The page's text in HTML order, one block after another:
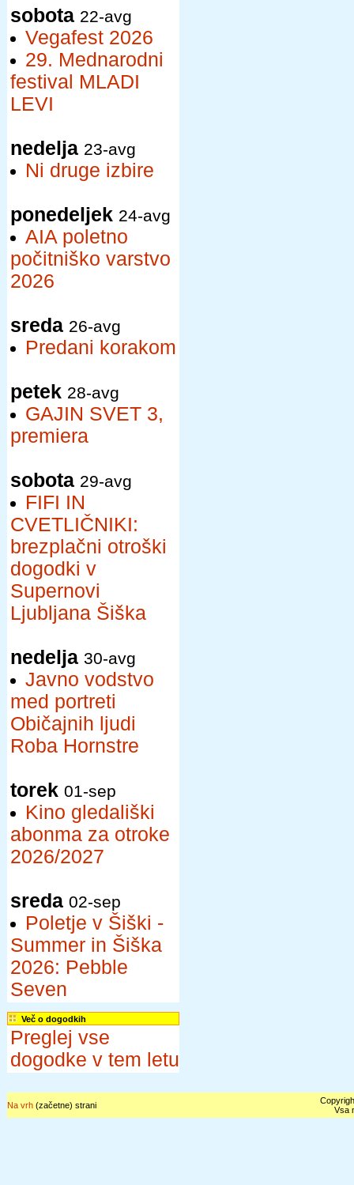
sobota 22-avg
Vegafest 2026
29. Mednarodni
festival MLADI
LEVI
nedelja 23-avg
Ni druge izbire
ponedeljek 24-avg
AIA poletno
počitniško varstvo
2026
sreda 26-avg
Predani korakom
petek 28-avg
GAJIN SVET 3,
premiera
sobota 29-avg
FIFI IN
CVETLIČNIKI:
brezplačni otroški
dogodki v
Supernovi
Ljubljana Šiška
nedelja 30-avg
Javno vodstvo
med portreti
Običajnih ljudi
Roba Hornstre
torek 01-sep
Kino gledališki
abonma za otroke
2026/2027
sreda 02-sep
Poletje v Šiški -
Summer in Šiška
2026: Pebble
Seven
Več o dogodkih
Preglej vse
dogodke v tem letu
Na vrh(začetne) strani
Vsa